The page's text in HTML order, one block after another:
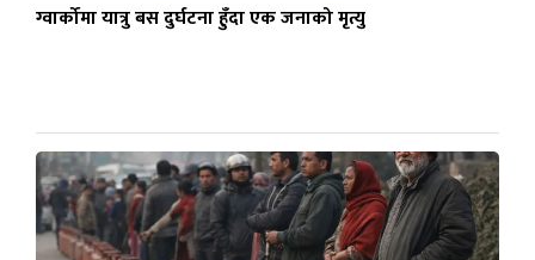
ग्वार्कोमा यात्रु बस दुर्घटना हुँदा एक जनाको मृत्यु